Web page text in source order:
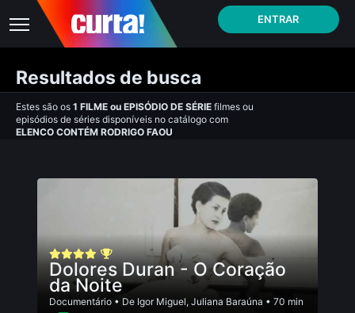
ENTRAR
Resultados de busca
Estes são os 1 FILME ou EPISÓDIO DE SÉRIE filmes ou
episódios de séries disponíveis no catálogo com
ELENCO CONTÉM RODRIGO FAOU
Dolores Duran - O Coração
da Noite
Documentário • De Igor Miguel, Juliana Baraúna • 70 min